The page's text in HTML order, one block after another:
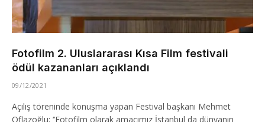
Fotofilm 2. Uluslararası Kısa Film festivali
ödül kazananları açıklandı
09/12/2021
Açılış töreninde konuşma yapan Festival başkanı Mehmet
Oflazoğlu; ‘’Fotofilm olarak amacımız İstanbul da dünyanın